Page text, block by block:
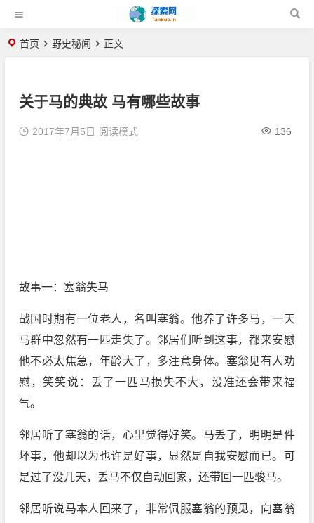
首页 野史秘闻 正文
关于马的典故 马有哪些故事
2017年7月5日 136
阅读模式
故事一：塞翁失马
战国时期有一位老人，名叫塞翁。他养了许多马，一天
马群中忽然有一匹走失了。邻居们听到这事，都来安慰
他不必太焦急，年龄大了，多注意身体。塞翁见有人劝
慰，笑笑说：丢了一匹马损失不大，没准还会带来福
气。
邻居听了塞翁的话，心里觉得好笑。马丢了，明明是件
坏事，他却以为也许是好事，显然是自我安慰而已。可
是过了没几天，丢马不仅自动回家，还带回一匹骏马。
邻居听说马本人回来了，非常佩服塞翁的预见，向塞翁